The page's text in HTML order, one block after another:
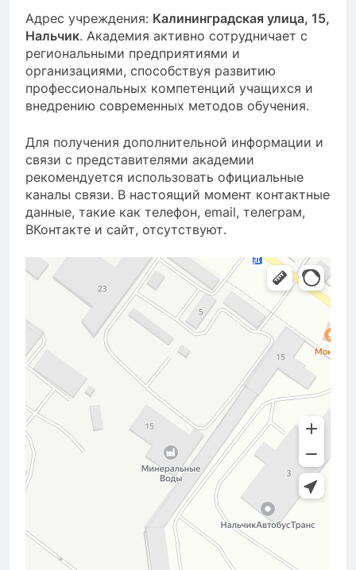
Адрес учреждения: Калининградская улица, 15,
Нальчик. Академия активно сотрудничает с
региональными предприятиями и
организациями, способствуя развитию
профессиональных компетенций учащихся и
внедрению современных методов обучения.
Для получения дополнительной информации и
связи с представителями академии
рекомендуется использовать официальные
каналы связи. В настоящий момент контактные
данные, такие как телефон, email, телеграм,
ВКонтакте и сайт, отсутствуют.